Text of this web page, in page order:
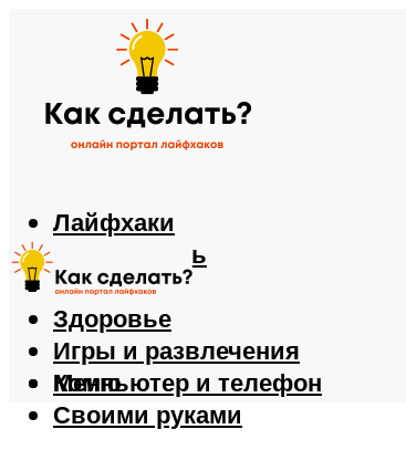
Лайфхаки
Автомобиль
Еда
Здоровье
Игры и развлечения
Компьютер и телефон
Своими руками
Меню